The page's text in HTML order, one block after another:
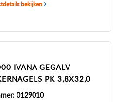
bekijken
IVANA GEGALV
PK 3,8X32,0
0129010